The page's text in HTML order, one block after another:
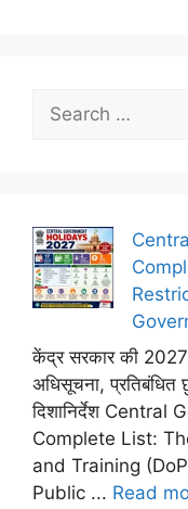
for:
केंद्र सरकार की 2027
अधिसूचना, प्रतिबंधित
दिशानिर्देश
Complete List:
and Training
Public ... Read